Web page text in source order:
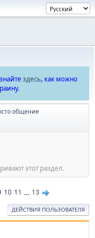
здесь, как можно
общение
этот раздел.
10 11 ... 13
ДЕЙСТВИЯ ПОЛЬЗОВАТЕЛЯ